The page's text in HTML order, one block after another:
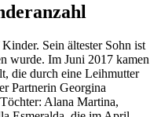
Sein ältester Sohn ist
wurde. Im Juni 2017 kamen
die durch eine Leihmutter
Partnerin Georgina
Alana Martina,